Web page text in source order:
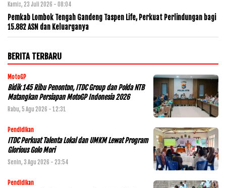
Kamis, 23 Juli 2026 - 08:04
Pemkab Lombok Tengah Gandeng Taspen Life, Perkuat Perlindungan bagi
15.882 ASN dan Keluarganya
BERITA TERBARU
MotoGP
Bidik 145 Ribu Penonton, ITDC Group dan Polda NTB
Matangkan Persiapan MotoGP Indonesia 2026
Rabu, 5 Agu 2026 - 12:31
Pendidikan
ITDC Perkuat Talenta Lokal dan UMKM Lewat Program
Glorious Golo Mori
Senin, 3 Agu 2026 - 23:54
Pendidikan